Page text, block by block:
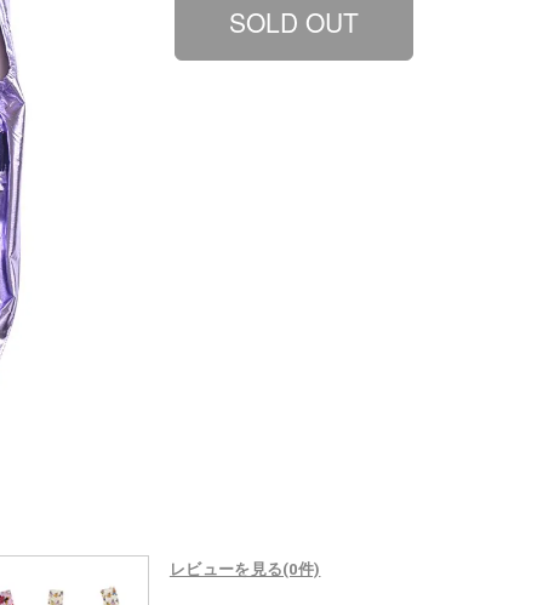
レビューを見る(0件)